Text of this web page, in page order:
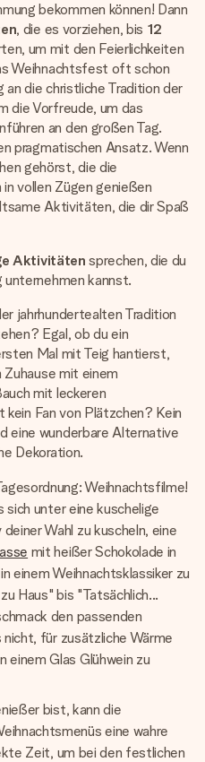
bekommen können! Dann
, die es vorziehen, bis 12
um mit den Feierlichkeiten
Weihnachtsfest oft schon
an die christliche Tradition der
die Vorfreude, um das
an den großen Tag.
pragmatischen Ansatz. Wenn
gehörst, die die
vollen Zügen genießen
Aktivitäten, die dir Spaß
Aktivitäten sprechen, die du
kannst.
jahrhundertealten Tradition
Egal, ob du ein
Mal mit Teig hantierst,
mit einem
mit leckeren
Fan von Plätzchen? Kein
eine wunderbare Alternative
Dekoration.
Weihnachtsfilme!
sich unter eine kuschelige
Wahl zu kuscheln, eine
mit heißer Schokolade in
einem Weihnachtsklassiker zu
Haus" bis "Tatsächlich...
den passenden
für zusätzliche Wärme
einem Glas Glühwein zu
bist, kann die
eine wahre
Zeit, um bei den festlichen